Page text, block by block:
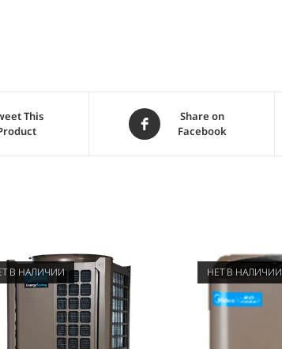
This
Share on
Facebook
В НАЛИЧИИ НЕТ В НАЛИЧИИ